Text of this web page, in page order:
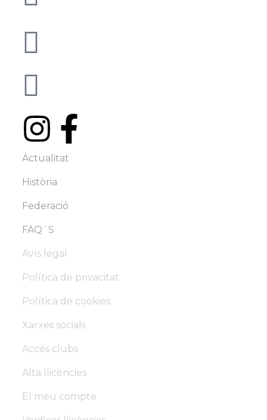
Actualitat
Història
Federació
FAQ´S
Avís legal
Política de privacitat
Política de cookies
Xarxes socials
Accés clubs
Alta llicències
El meu compte